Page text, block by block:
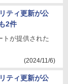
ティ更新が公
2件
トが提供された
(2024/11/6)
ティ更新が公